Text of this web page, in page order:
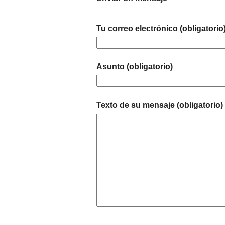
Tu correo electrónico
Asunto (obligatorio)
Texto de su mensaje (obligatorio)